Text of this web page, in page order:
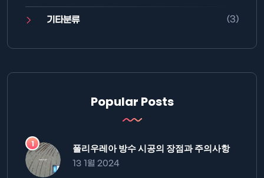
기타분류 (3)
Popular Posts
폴리우레아 방수 시공의 장점과 주의사항
13 1월 2024